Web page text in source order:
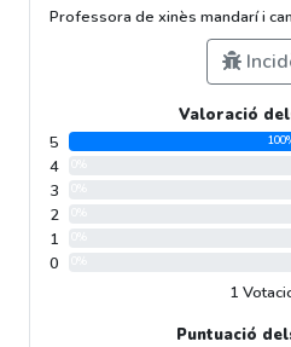
Professora de xinès mandarí i
Valoració
5
4
3
2
1
0
1
Puntuació